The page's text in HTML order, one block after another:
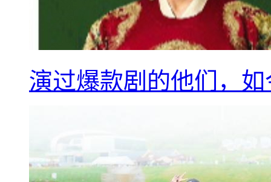
演过爆款剧的他们，